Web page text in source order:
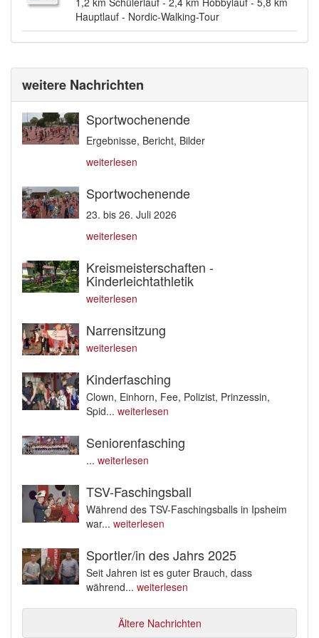
Hauptlauf - Nordic-Walking-Tour
weitere Nachrichten
Sportwochenende
Ergebnisse, Bericht, Bilder
weiterlesen
Sportwochenende
23. bis 26. Juli 2026
weiterlesen
Kreismeisterschaften -
Kinderleichtathletik
weiterlesen
Narrensitzung
weiterlesen
Kinderfasching
Clown, Einhorn, Fee, Polizist, Prinzessin,
Spid... weiterlesen
Seniorenfasching
... weiterlesen
TSV-Faschingsball
Während des TSV-Faschingsballs in Ipsheim
war... weiterlesen
Sportler/in des Jahrs 2025
Seit Jahren ist es guter Brauch, dass
während... weiterlesen
Ältere Nachrichten